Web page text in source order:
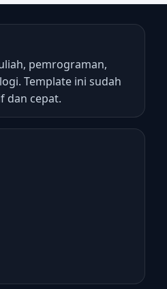
pemrograman,
Template ini sudah
dan cepat.